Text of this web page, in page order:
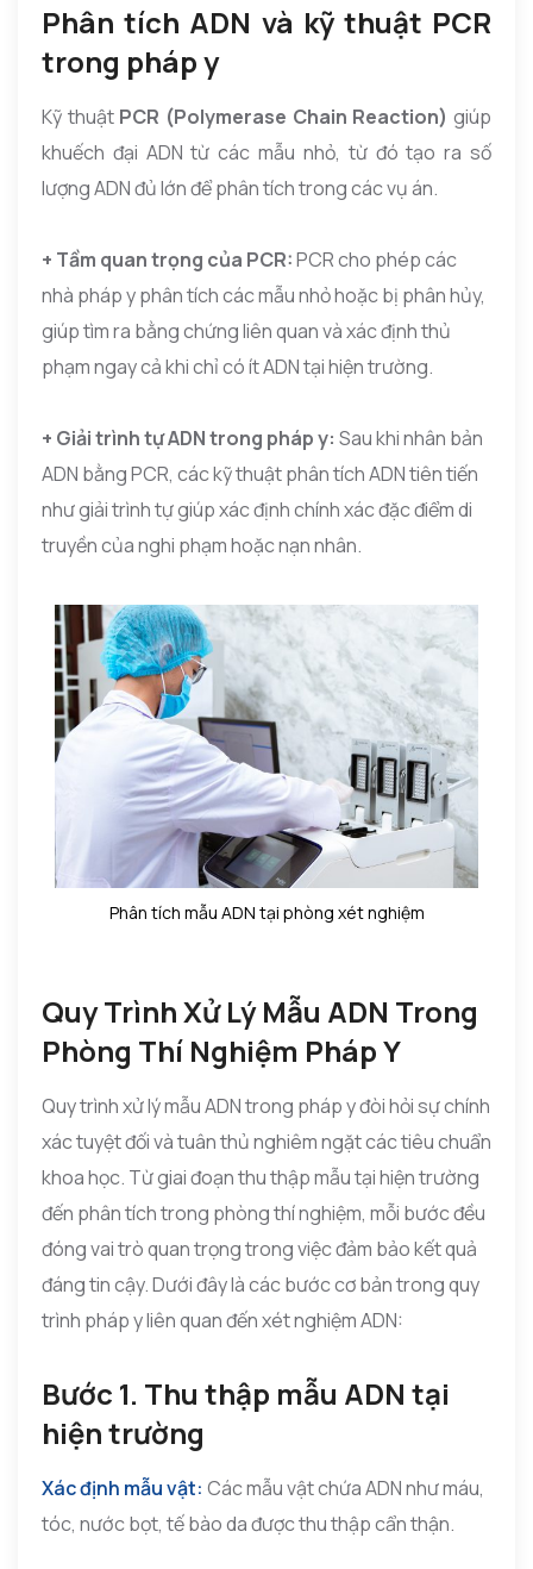
Phân tích ADN và kỹ thuật PCR
trong pháp y
Kỹ thuật PCR (Polymerase Chain Reaction) giúp
khuếch đại ADN từ các mẫu nhỏ, từ đó tạo ra số
lượng ADN đủ lớn để phân tích trong các vụ án.
+ Tầm quan trọng của PCR:PCR cho phép các
nhà pháp y phân tích các mẫu nhỏ hoặc bị phân hủy,
giúp tìm ra bằng chứng liên quan và xác định thủ
phạm ngay cả khi chỉ có ít ADN tại hiện trường.
+ Giải trình tự ADN trong pháp y: Sau khi nhân bản
ADN bằng PCR, các kỹ thuật phân tích ADN tiên tiến
như giải trình tự giúp xác định chính xác đặc điểm di
truyền của nghi phạm hoặc nạn nhân.
Phân tích mẫu ADN tại phòng xét nghiệm
Quy Trình Xử Lý Mẫu ADN Trong
Phòng Thí Nghiệm Pháp Y
Quy trình xử lý mẫu ADN trong pháp y đòi hỏi sự chính
xác tuyệt đối và tuân thủ nghiêm ngặt các tiêu chuẩn
khoa học. Từ giai đoạn thu thập mẫu tại hiện trường
đến phân tích trong phòng thí nghiệm, mỗi bước đều
đóng vai trò quan trọng trong việc đảm bảo kết quả
đáng tin cậy. Dưới đây là các bước cơ bản trong quy
trình pháp y liên quan đến xét nghiệm ADN:
Bước 1. Thu thập mẫu ADN tại
hiện trường
Xác định mẫu vật: Các mẫu vật chứa ADN như máu,
tóc, nước bọt, tế bào da được thu thập cẩn thận.